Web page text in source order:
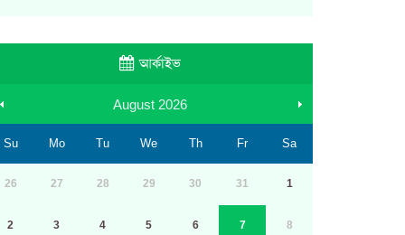
আর্কাইভ
August 2026
Su Mo Tu We Th Fr Sa
26 27 28 29 30 31 1
2 3 4 5 6 7 8